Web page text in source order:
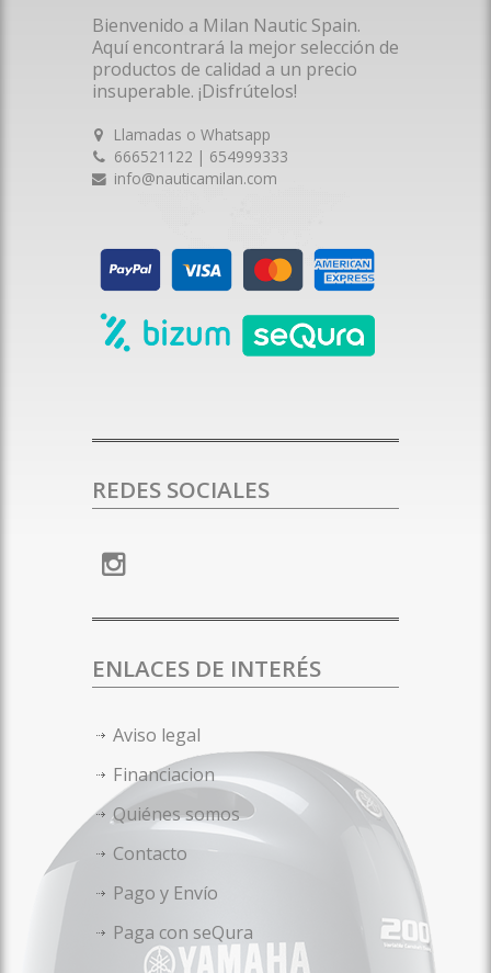
Bienvenido a Milan Nautic Spain.
Aquí encontrará la mejor selección de
productos de calidad a un precio
insuperable. ¡Disfrútelos!
Llamadas o Whatsapp
666521122 | 654999333
info@nauticamilan.com
REDES SOCIALES
ENLACES DE INTERÉS
Aviso legal
Financiacion
Quiénes somos
Contacto
Pago y Envío
Paga con seQura